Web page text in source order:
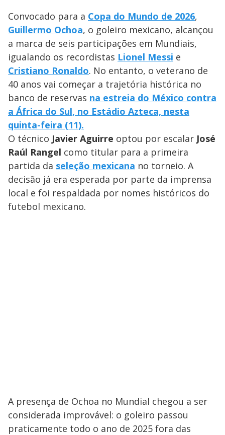
Convocado para a Copa do Mundo de 2026,
Guillermo Ochoa, o goleiro mexicano, alcançou
a marca de seis participações em Mundiais,
igualando os recordistas Lionel Messi e
Cristiano Ronaldo. No entanto, o veterano de
40 anos vai começar a trajetória histórica no
banco de reservas na estreia do México contra
a África do Sul, no Estádio Azteca, nesta
quinta-feira (11).
O técnico Javier Aguirre optou por escalar José
Raúl Rangel como titular para a primeira
partida da seleção mexicana no torneio. A
decisão já era esperada por parte da imprensa
local e foi respaldada por nomes históricos do
futebol mexicano.
A presença de Ochoa no Mundial chegou a ser
considerada improvável: o goleiro passou
praticamente todo o ano de 2025 fora das